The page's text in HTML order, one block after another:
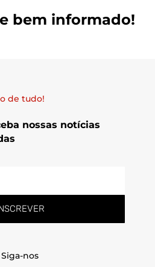
bem informado!
de tudo!
nossas notícias
Siga-nos